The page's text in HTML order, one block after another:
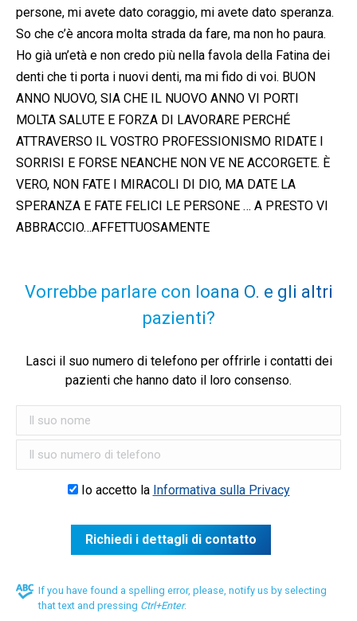
persone, mi avete dato coraggio, mi avete dato speranza.
So che c’è ancora molta strada da fare, ma non ho paura.
Ho già un’età e non credo più nella favola della Fatina dei
denti che ti porta i nuovi denti, ma mi fido di voi. BUON
ANNO NUOVO, SIA CHE IL NUOVO ANNO VI PORTI
MOLTA SALUTE E FORZA DI LAVORARE PERCHÉ
ATTRAVERSO IL VOSTRO PROFESSIONISMO RIDATE I
SORRISI E FORSE NEANCHE NON VE NE ACCORGETE. È
VERO, NON FATE I MIRACOLI DI DIO, MA DATE LA
SPERANZA E FATE FELICI LE PERSONE … A PRESTO VI
ABBRACCIO…AFFETTUOSAMENTE
Vorrebbe parlare con Ioana O. e gli altri
pazienti?
Lasci il suo numero di telefono per offrirle i contatti dei
pazienti che hanno dato il loro consenso.
Io accetto la Informativa sulla Privacy
If you have found a spelling error, please, notify us by selecting
that text and pressing Ctrl+Enter.